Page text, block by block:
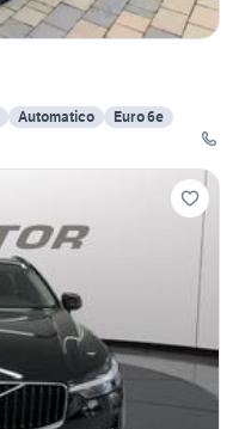
Automatico
Euro 6e